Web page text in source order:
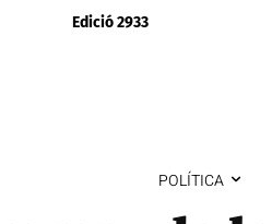
Edició 2933
POLÍTICA